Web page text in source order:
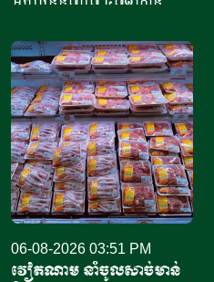
ចំនួន៦១ក្រុមហ៊ុន ដោយនាំ
ចេញទៅកាន់គោលដៅចំនួន៦៦
ដែលក្នុងនោះទៅកាន់បណ្តា
ប្រទេសនៅក្នុងតំបន់អឺរ៉ុប
ចំនួន៣៣ ​បានបរិមាណអង្ករ
ចំនួន២០៧ ១៥៧តោន គិតជា
ទឹកប្រាក់ចំនួន១៥៦,៤៥​លាន
ដុល្លារ។ ឧកញ៉ា ឡាយ ឈុនហួ
ប្រធានសហព័ន្ធស្រូវអង្ករកម្ពុជា
បានមានប្រសាសន៍ថា ការនាំ
06-08-2026 03:51 PM
វៀតណាម នាំចូលសាច់មាន់